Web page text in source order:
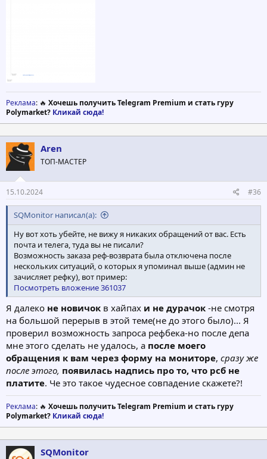
Реклама: 🔥 Хочешь получить Telegram Premium и стать гуру
Polymarket? Кликай сюда!
Aren
ТОП-МАСТЕР
15.10.2024 #36
SQMonitor написал(а):
Ну вот хоть убейте, не вижу я никаких обращений от вас. Есть
почта и телега, туда вы не писали?
Возможность заказа реф-возврата была отключена после
нескольких ситуаций, о которых я упоминал выше (админ не
зачисляет рефку), вот пример:
Посмотреть вложение 361037
Я далеко не новичок в хайпах и не дурачок -не смотря
на большой перерыв в этой теме(не до этого было)... Я
проверил возможность запроса рефбека-но после депа
мне этого сделать не удалось, а после моего
обращения к вам через форму на мониторе, сразу же
после этого, появилась надпись про то, что рсб не
платите. Че это такое чудесное совпадение скажете?!
Реклама: 🔥 Хочешь получить Telegram Premium и стать гуру
Polymarket? Кликай сюда!
SQMonitor